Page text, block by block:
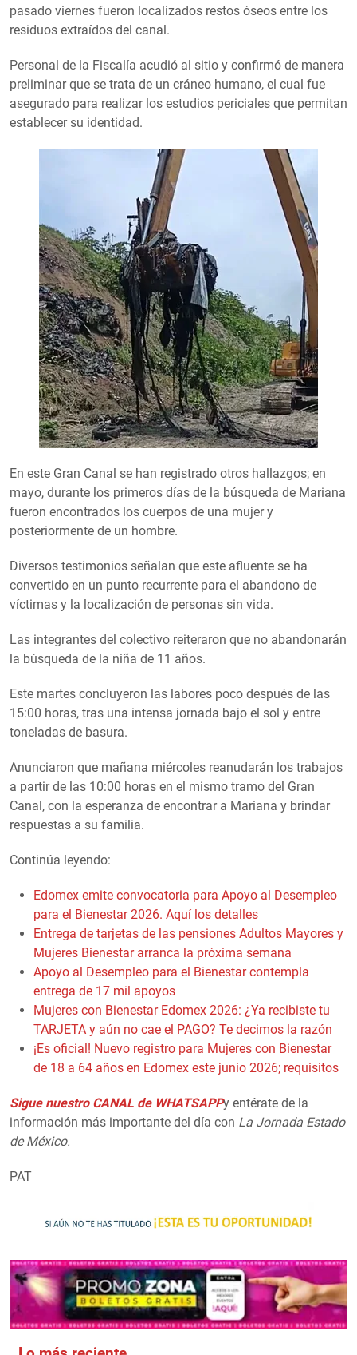
pasado viernes fueron localizados restos óseos entre los
residuos extraídos del canal.
Personal de la Fiscalía acudió al sitio y confirmó de manera
preliminar que se trata de un cráneo humano, el cual fue
asegurado para realizar los estudios periciales que permitan
establecer su identidad.
En este Gran Canal se han registrado otros hallazgos; en
mayo, durante los primeros días de la búsqueda de Mariana
fueron encontrados los cuerpos de una mujer y
posteriormente de un hombre.
Diversos testimonios señalan que este afluente se ha
convertido en un punto recurrente para el abandono de
víctimas y la localización de personas sin vida.
Las integrantes del colectivo reiteraron que no abandonarán
la búsqueda de la niña de 11 años.
Este martes concluyeron las labores poco después de las
15:00 horas, tras una intensa jornada bajo el sol y entre
toneladas de basura.
Anunciaron que mañana miércoles reanudarán los trabajos
a partir de las 10:00 horas en el mismo tramo del Gran
Canal, con la esperanza de encontrar a Mariana y brindar
respuestas a su familia.
Continúa leyendo:
Edomex emite convocatoria para Apoyo al Desempleo
para el Bienestar 2026. Aquí los detalles
Entrega de tarjetas de las pensiones Adultos Mayores y
Mujeres Bienestar arranca la próxima semana
Apoyo al Desempleo para el Bienestar contempla
entrega de 17 mil apoyos
Mujeres con Bienestar Edomex 2026: ¿Ya recibiste tu
TARJETA y aún no cae el PAGO? Te decimos la razón
¡Es oficial! Nuevo registro para Mujeres con Bienestar
de 18 a 64 años en Edomex este junio 2026; requisitos
Sigue nuestro CANAL de WHATSAPPy entérate de la
información más importante del día con La Jornada Estado
de México.
PAT